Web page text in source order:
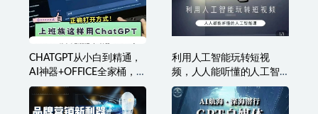
CHATGPT从小白到精通，
AI神器+OFFICE全家桶，助
力10倍提升工作效率
利用人工智能玩转短视
频，人人能听懂的人工智
能课